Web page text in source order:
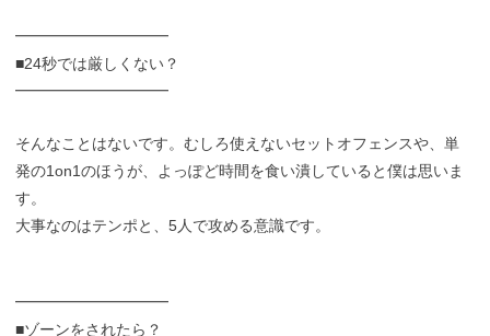
━━━━━━━━━━
■24秒では厳しくない？
━━━━━━━━━━
そんなことはないです。むしろ使えないセットオフェンスや、単
発の1on1のほうが、よっぽど時間を食い潰していると僕は思いま
す。
大事なのはテンポと、5人で攻める意識です。
━━━━━━━━━━
■ゾーンをされたら？